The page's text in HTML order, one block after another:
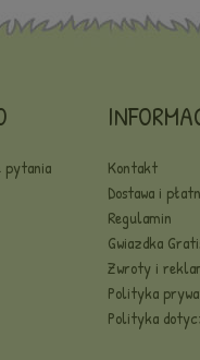
pytania
Kontakt
Dostawa i
Regulamin
Gwiazdka
Zwroty i
Polityka
Polityka